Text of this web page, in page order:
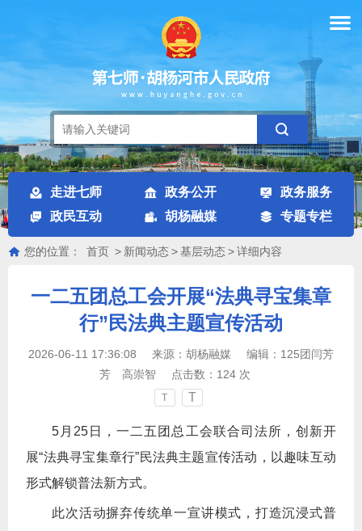
走进七师 政务公开
政务服务
政民互动
胡杨融媒 专题专栏
您的位置： 首页 > 新闻动态>基层动态>详细内容
一二五团总工会开展“法典寻宝集章
行”民法典主题宣传活动
2026-06-11 17:36:08 来源： 胡杨融媒 编辑： 125团闫芳
芳 高崇智
点击数： 124 次
T T
5月25日，一二五团总工会联合司法所，创新开
展“法典寻宝集章行”民法典主题宣传活动，以趣味互动
形式解锁普法新方式。
此次活动摒弃传统单一宣讲模式，打造沉浸式普